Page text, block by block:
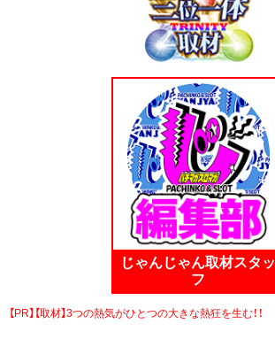
じゃんじゃん取材スタッ
フ
【PR】【取材】3つの熱気がひとつの大きな熱狂を生む！！